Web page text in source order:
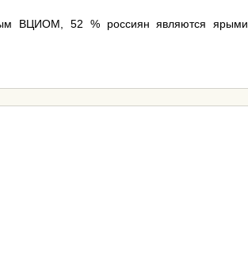
ВЦИОМ, 52 % россиян являются ярыми